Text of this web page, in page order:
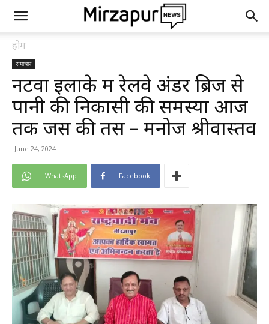
होम
समाचार
नटवा इलाके में रेलवे अंडर ब्रिज से
पानी की निकासी की समस्या आज
तक जस की तस – मनोज श्रीवास्तव
June 24, 2024
WhatsApp Facebook